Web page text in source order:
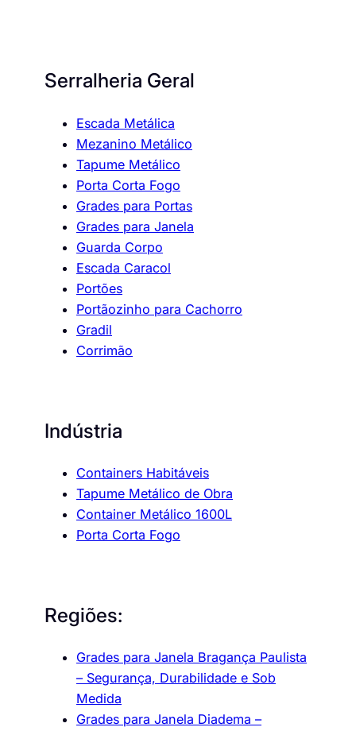
Serralheria Geral
Escada Metálica
Mezanino Metálico
Tapume Metálico
Porta Corta Fogo
Grades para Portas
Grades para Janela
Guarda Corpo
Escada Caracol
Portões
Portãozinho para Cachorro
Gradil
Corrimão
Indústria
Containers Habitáveis
Tapume Metálico de Obra
Container Metálico 1600L
Porta Corta Fogo
Regiões:
Grades para Janela Bragança Paulista
– Segurança, Durabilidade e Sob
Medida
Grades para Janela Diadema –